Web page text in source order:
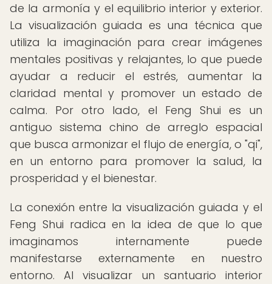
de la armonía y el equilibrio interior y exterior.
La visualización guiada es una técnica que
utiliza la imaginación para crear imágenes
mentales positivas y relajantes, lo que puede
ayudar a reducir el estrés, aumentar la
claridad mental y promover un estado de
calma. Por otro lado, el Feng Shui es un
antiguo sistema chino de arreglo espacial
que busca armonizar el flujo de energía, o "qi",
en un entorno para promover la salud, la
prosperidad y el bienestar.
La conexión entre la visualización guiada y el
Feng Shui radica en la idea de que lo que
imaginamos internamente puede
manifestarse externamente en nuestro
entorno. Al visualizar un santuario interior